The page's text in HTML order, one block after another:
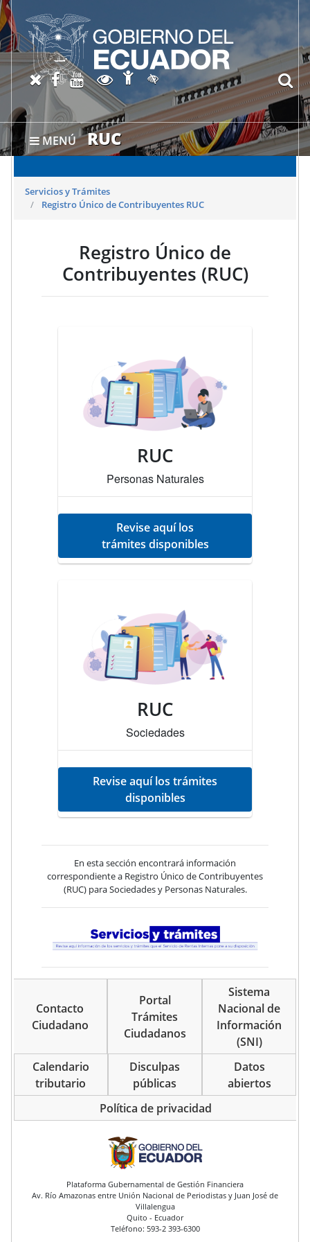
MENÚ RUC
X oficial del SRI
Facebook oficial SRI
Canal del SRI en YouTube
Abrir página de
Abrir página de
Activar/quitar contraste
Servicios y Trámites
Registro Único de Contribuyentes RUC
Registro Único de
Contribuyentes (RUC)
RUC
Personas Naturales
Revise aquí los
trámites disponibles
RUC
Sociedades
Revise aquí los trámites
disponibles
En esta sección encontrará información
correspondiente a Registro Único de Contribuyentes
(RUC) para Sociedades y Personas Naturales.
Contacto
Ciudadano
Portal
Trámites
Ciudadanos
Sistema
Nacional de
Información
(SNI)
Calendario
tributario
Disculpas
públicas
Datos
abiertos
Política de privacidad
pie de página
Plataforma Gubernamental de Gestión Financiera
Av. Río Amazonas entre Unión Nacional de Periodistas y Juan José de
Villalengua
Quito - Ecuador
Teléfono: 593-2 393-6300